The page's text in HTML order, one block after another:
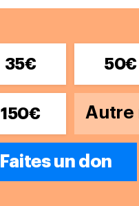
35€ 50€
150€
Faites un don